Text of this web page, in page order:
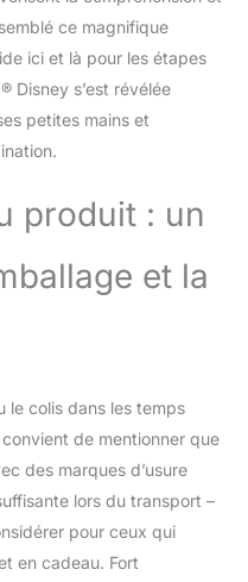
ce magnifique
ici et là pour les étapes
Disney s’est révélée
petites mains et
produit : un
et la
le colis dans les temps
de mentionner que
des marques d’usure
lors du transport –
pour ceux qui
en cadeau. Fort